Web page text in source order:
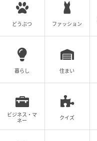
どうぶつ ファッション
暮らし 住まい
ビジネス・マ
ネー
クイズ